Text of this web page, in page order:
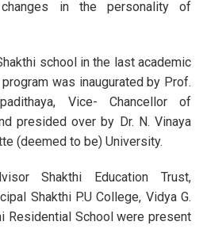
in the personality of
school in the last academic
was inaugurated by Prof.
Vice- Chancellor of
presided over by Dr. N. Vinaya
(deemed to be) University.
Shakthi Education Trust,
Shakthi P.U College, Vidya G.
Residential School were present